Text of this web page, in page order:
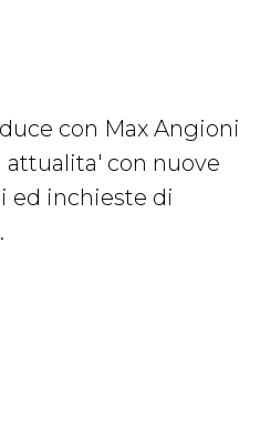
con Max Angioni
con nuove
ed inchieste di